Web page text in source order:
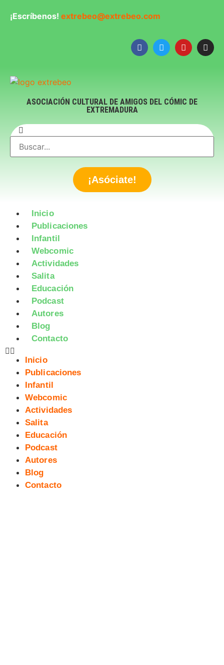
¡Escríbenos! extrebeo@extrebeo.com
ASOCIACIÓN CULTURAL DE AMIGOS DEL CÓMIC DE
EXTREMADURA
¡Asóciate!
Inicio
Publicaciones
Infantil
Webcomic
Actividades
Salita
Educación
Podcast
Autores
Blog
Contacto
Inicio
Publicaciones
Infantil
Webcomic
Actividades
Salita
Educación
Podcast
Autores
Blog
Contacto